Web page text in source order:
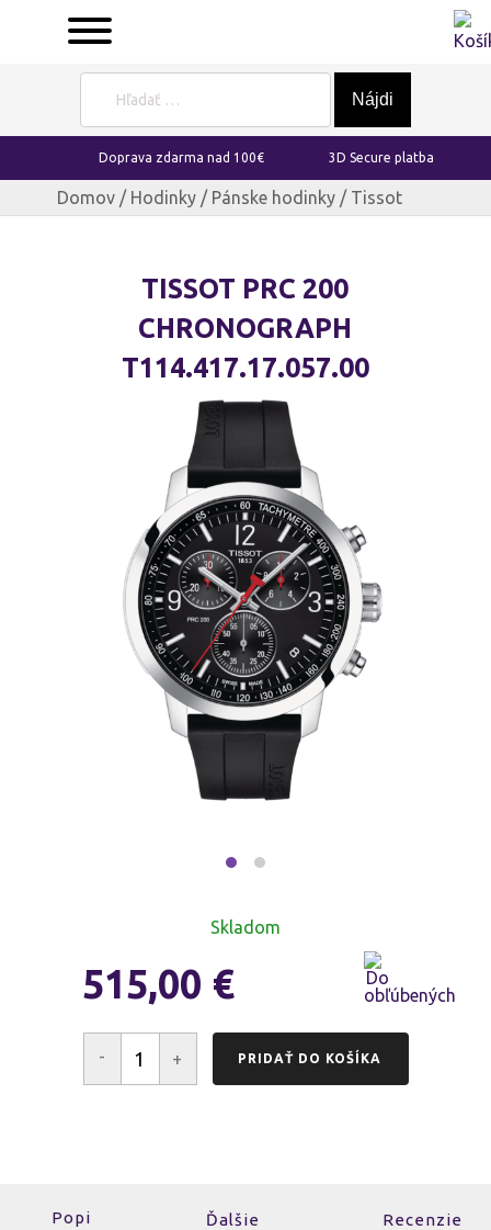
Doprava zdarma nad 100€ 3D Secure platba
Domov / Hodinky / Pánske hodinky / Tissot
TISSOT PRC 200
CHRONOGRAPH
T114.417.17.057.00
Skladom
515,00 €
- + PRIDAŤ DO KOŠÍKA
Popi
Ďalšie
Recenzie